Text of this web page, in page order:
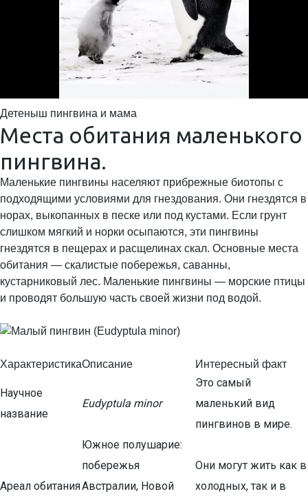
Детеныш пингвина и мама
Места обитания маленького
пингвина.
Маленькие пингвины населяют прибрежные биотопы с
подходящими условиями для гнездования. Они гнездятся в
норах, выкопанных в песке или под кустами. Если грунт
слишком мягкий и норки осыпаются, эти пингвины
гнездятся в пещерах и расщелинах скал. Основные места
обитания — скалистые побережья, саванны,
кустарниковый лес. Маленькие пингвины — морские птицы
и проводят большую часть своей жизни под водой.
ХарактеристикаОписание Интересный факт
Научное
название
Eudyptula minor
Это самый
маленький вид
пингвинов в мире.
Ареал обитания
Южное полушарие:
побережья
Австралии, Новой
Они могут жить как в
холодных, так и в